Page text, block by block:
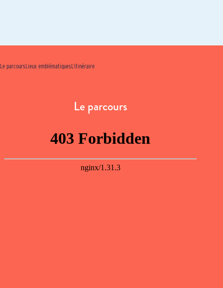
Le parcoursLieux emblématiquesL’itinéraire
Le parcours